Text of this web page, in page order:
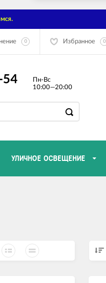
0 Избранное 0
54
Пн-Вс
10:00—20:00
УЛИЧНОЕ ОСВЕЩЕНИЕ